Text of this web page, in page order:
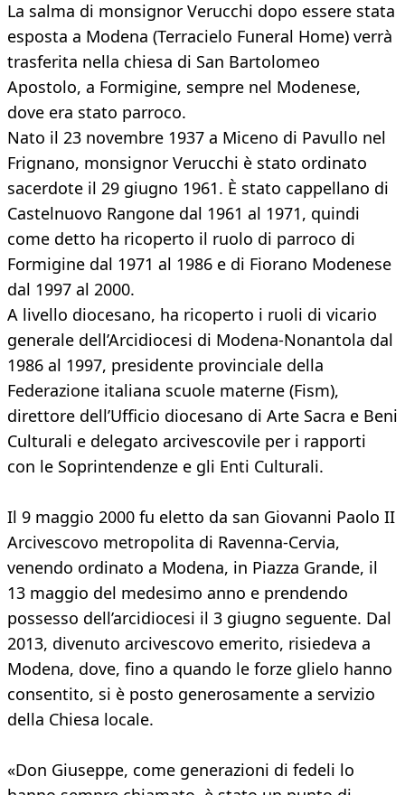
La salma di monsignor Verucchi dopo essere stata
esposta a Modena (Terracielo Funeral Home) verrà
trasferita nella chiesa di San Bartolomeo
Apostolo, a Formigine, sempre nel Modenese,
dove era stato parroco.
Nato il 23 novembre 1937 a Miceno di Pavullo nel
Frignano, monsignor Verucchi è stato ordinato
sacerdote il 29 giugno 1961. È stato cappellano di
Castelnuovo Rangone dal 1961 al 1971, quindi
come detto ha ricoperto il ruolo di parroco di
Formigine dal 1971 al 1986 e di Fiorano Modenese
dal 1997 al 2000.
A livello diocesano, ha ricoperto i ruoli di vicario
generale dell’Arcidiocesi di Modena-Nonantola dal
1986 al 1997, presidente provinciale della
Federazione italiana scuole materne (Fism),
direttore dell’Ufficio diocesano di Arte Sacra e Beni
Culturali e delegato arcivescovile per i rapporti
con le Soprintendenze e gli Enti Culturali.
Il 9 maggio 2000 fu eletto da san Giovanni Paolo II
Arcivescovo metropolita di Ravenna-Cervia,
venendo ordinato a Modena, in Piazza Grande, il
13 maggio del medesimo anno e prendendo
possesso dell’arcidiocesi il 3 giugno seguente. Dal
2013, divenuto arcivescovo emerito, risiedeva a
Modena, dove, fino a quando le forze glielo hanno
consentito, si è posto generosamente a servizio
della Chiesa locale.
«Don Giuseppe, come generazioni di fedeli lo